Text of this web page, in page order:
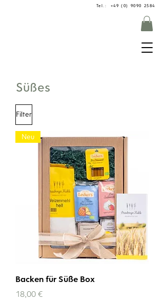
Tel.: +49 (0) 9090 2584
Süßes
Filter
Neu
Backen für Süße Box
Preis
18,00 €